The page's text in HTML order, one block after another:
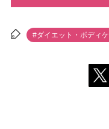
#ダイエット・ボディ